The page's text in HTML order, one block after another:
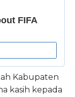
Kabupaten
kasih kepada